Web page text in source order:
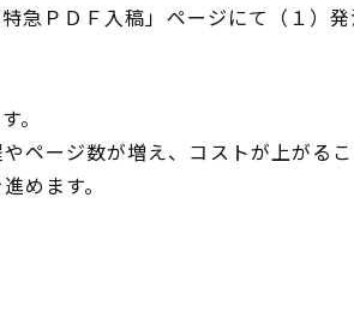
ＰＤＦ入稿」ページにて（１）
。
ページ数が増え、コストが上がる
めます。